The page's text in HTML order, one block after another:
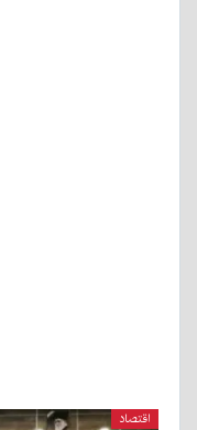
اقتصاد